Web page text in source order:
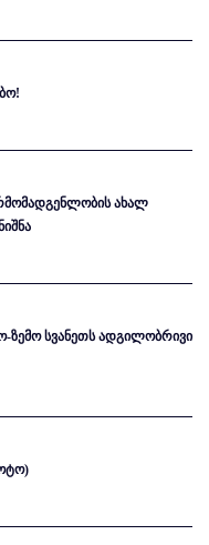
ახალ
ზემო სვანეთს ადგილობრივი